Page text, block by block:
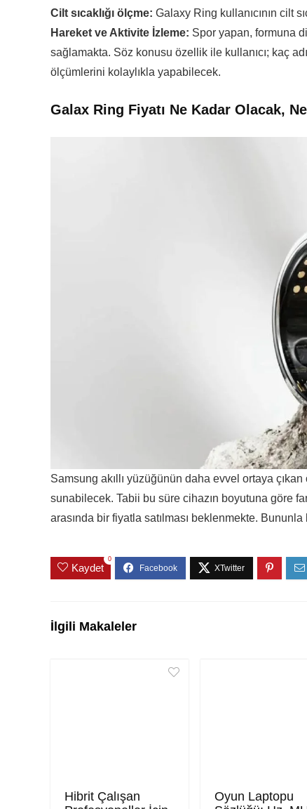
Cilt sıcaklığı ölçme: Galaxy Ring kullanıcının cilt
Hareket ve Aktivite İzleme: Spor yapan, formuna
sağlamakta. Söz konusu özellik ile kullanıcı; kaç
ölçümlerini kolaylıkla yapabilecek.
Galax Ring Fiyatı Ne Kadar Olacak,
Samsung akıllı yüzüğünün daha evvel ortaya
sunabilecek. Tabii bu süre cihazın boyutuna göre
arasında bir fiyatla satılması beklenmekte.
Kaydet
0
İlgili Makaleler
Hibrit Çalışan
Oyun Laptopu